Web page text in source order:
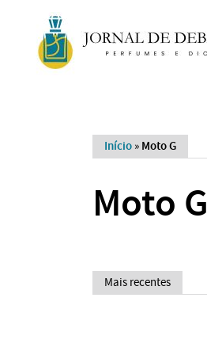
Início » Moto G
Moto G
Mais recentes